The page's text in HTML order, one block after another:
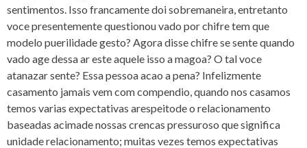
sentimentos. Isso francamente doi sobremaneira, entretanto
voce presentemente questionou vado por chifre tem que
modelo puerilidade gesto? Agora disse chifre se sente quando
vado age dessa ar este aquele isso a magoa? O tal voce
atanazar sente? Essa pessoa acao a pena? Infelizmente
casamento jamais vem com compendio, quando nos casamos
temos varias expectativas arespeitode o relacionamento
baseadas acimade nossas crencas pressuroso que significa
unidade relacionamento; muitas vezes temos expectativas